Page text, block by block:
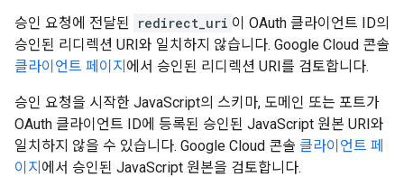
승인 요청에 전달된 redirect_uri 이 OAuth 클라이언트 ID의
승인된 리디렉션 URI와 일치하지 않습니다. Google Cloud 콘솔
클라이언트 페이지 에서 승인된 리디렉션 URI를 검토합니다.
승인 요청을 시작한 JavaScript의 스키마, 도메인 또는 포트가
OAuth 클라이언트 ID에 등록된 승인된 JavaScript 원본 URI와
일치하지 않을 수 있습니다. Google Cloud 콘솔 클라이언트 페
이지 에서 승인된 JavaScript 원본을 검토합니다.